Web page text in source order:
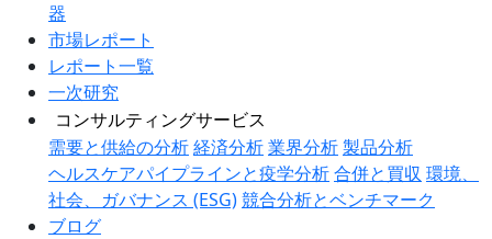
器
市場レポート
レポート一覧
一次研究
コンサルティングサービス
需要と供給の分析経済分析業界分析製品分析
ヘルスケアパイプラインと疫学分析合併と買収 環境、
社会、ガバナンス (ESG)競合分析とベンチマーク
ブログ